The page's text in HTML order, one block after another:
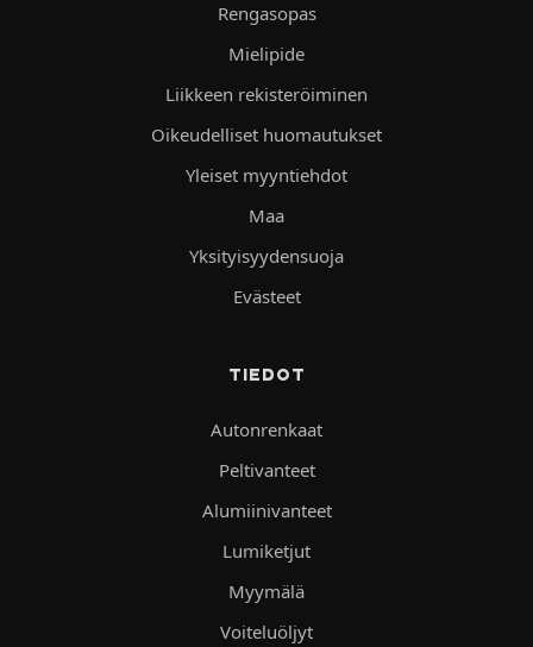
Rengasopas
Mielipide
Liikkeen rekisteröiminen
Oikeudelliset huomautukset
Yleiset myyntiehdot
Maa
Yksityisyydensuoja
Evästeet
TIEDOT
Autonrenkaat
Peltivanteet
Alumiinivanteet
Lumiketjut
Myymälä
Voiteluöljyt